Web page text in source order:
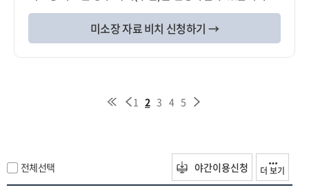
미소장 자료 비치 신청하기 →
1 2 3 4 5
전체선택 야간이용신청 더 보기